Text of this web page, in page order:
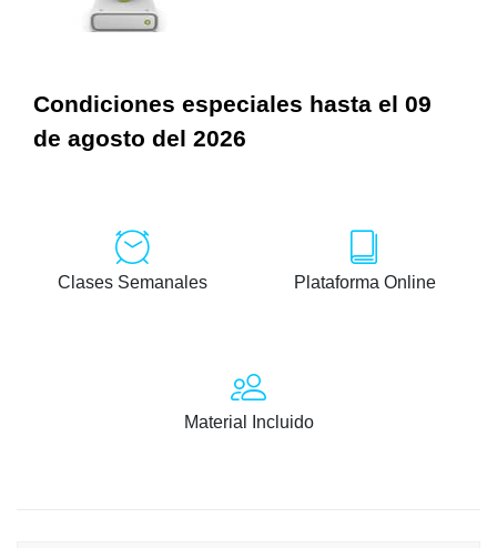
Condiciones especiales hasta el 09
de agosto del 2026
Clases Semanales Plataforma Online
Material Incluido